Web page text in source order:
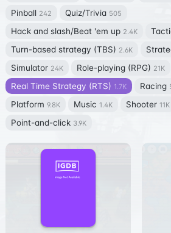
Pinball 242 Quiz/Trivia 505
Hack and slash/Beat 'em up 2.4K
Turn-based strategy (TBS) 2.6K
Simulator 24K Role-playing (RPG) 21K
Real Time Strategy (RTS) 1.7K Racing
Platform 9.8K Music 1.4K Shooter 11K
Point-and-click 3.9K